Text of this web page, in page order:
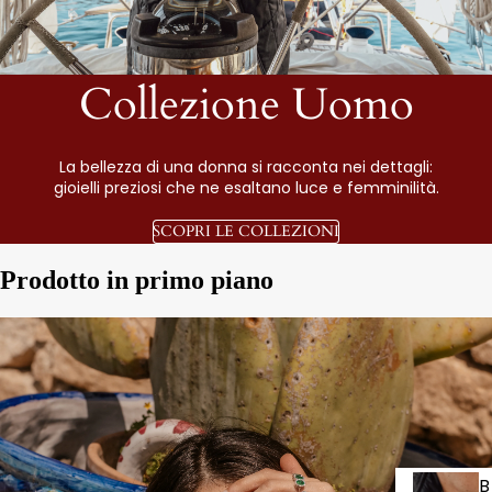
B
Collezione Uomo
La bellezza di una donna si racconta nei dettagli:
gioielli preziosi che ne esaltano luce e femminilità.
SCOPRI LE COLLEZIONI
Prodotto in primo piano